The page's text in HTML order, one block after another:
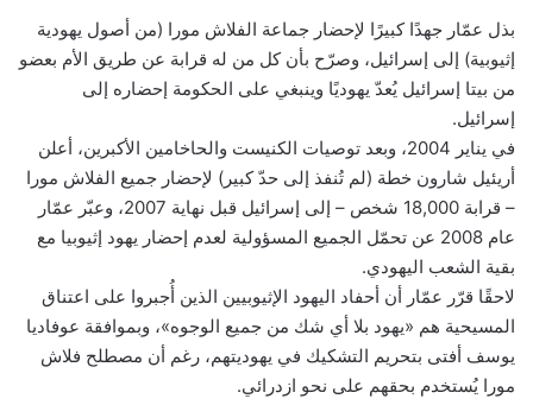
بذل عمّار جهدًا كبيرًا لإحضار جماعة الفلاش مورا (من أصول يهودية
إثيوبية) إلى إسرائيل، وصرّح بأن كل من له قرابة عن طريق الأم بعضو
من بيتا إسرائيل يُعدّ يهوديًا وينبغي على الحكومة إحضاره إلى
إسرائيل.
في يناير 2004، وبعد توصيات الكنيست والحاخامين الأكبرين، أعلن
أريئيل شارون خطة (لم تُنفذ إلى حدّ كبير) لإحضار جميع الفلاش مورا
– قرابة 18,000 شخص – إلى إسرائيل قبل نهاية 2007، وعبّر عمّار
عام 2008 عن تحمّل الجميع المسؤولية لعدم إحضار يهود إثيوبيا مع
بقية الشعب اليهودي.
لاحقًا قرّر عمّار أن أحفاد اليهود الإثيوبيين الذين أُجبروا على اعتناق
المسيحية هم «يهود بلا أي شك من جميع الوجوه»، وبموافقة عوفاديا
يوسف أفتى بتحريم التشكيك في يهوديتهم، رغم أن مصطلح فلاش
مورا يُستخدم بحقهم على نحو ازدرائي.